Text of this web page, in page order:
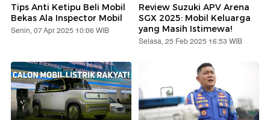
Tips Anti Ketipu Beli Mobil
Bekas Ala Inspector Mobil
Senin, 07 Apr 2025 10:06 WIB
Review Suzuki APV Arena
SGX 2025: Mobil Keluarga
yang Masih Istimewa!
Selasa, 25 Feb 2025 16:53 WIB